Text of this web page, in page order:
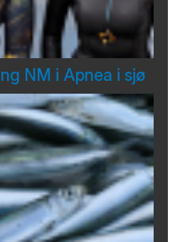
NM i Apnea i sjø